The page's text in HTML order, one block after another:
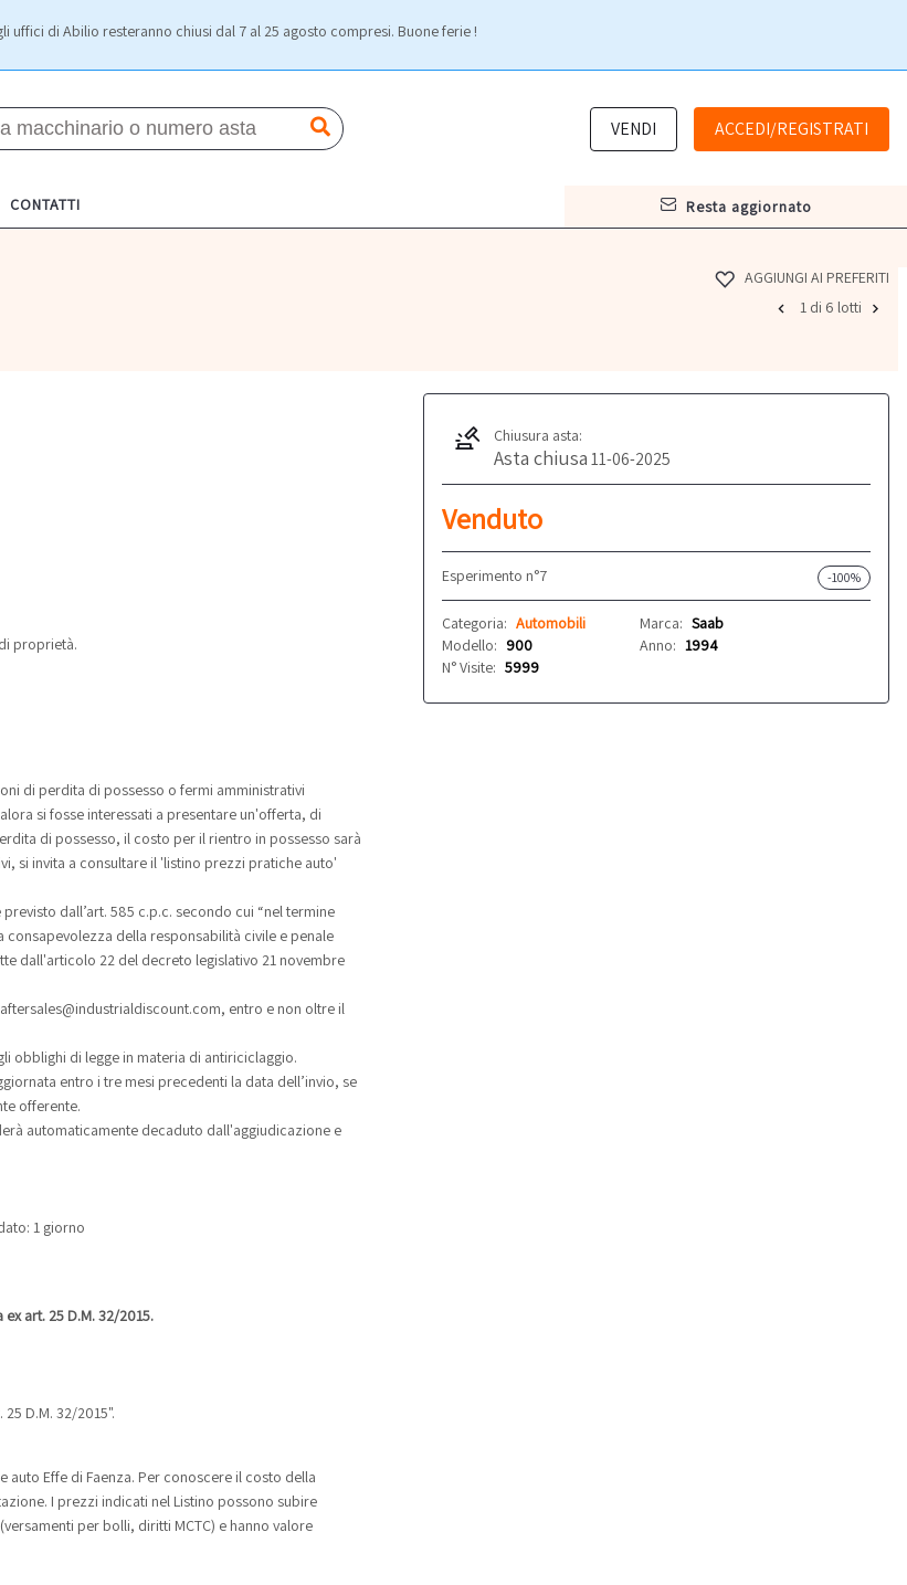
uffici di Abilio resteranno chiusi dal 7 al 25 agosto compresi. Buone ferie !
VENDI ACCEDI/REGISTRATI
CONTATTI resta aggiornato
AGGIUNGI AI PREFERITI
1 di 6 lotti
Chiusura asta:
Asta chiusa 11-06-2025
Venduto
Esperimento n°7 -100%
Categoria: Automobili Marca: Saab
Modello: 900 Anno: 1994
N° Visite: 5999
proprietà.
di perdita di possesso o fermi amministrativi
si fosse interessati a presentare un'offerta, di
di possesso, il costo per il rientro in possesso sarà
si invita a consultare il 'listino prezzi pratiche auto'
dall’art. 585 c.p.c. secondo cui “nel termine
della responsabilità civile e penale
dall'articolo 22 del decreto legislativo 21 novembre
entro e non oltre il
obblighi di legge in materia di antiriciclaggio.
entro i tre mesi precedenti la data dell’invio, se
offerente.
automaticamente decaduto dall'aggiudicazione e
1 giorno
art. 25 D.M. 32/2015.
D.M. 32/2015".
auto Effe di Faenza. Per conoscere il costo della
I prezzi indicati nel Listino possono subire
per bolli, diritti MCTC) e hanno valore